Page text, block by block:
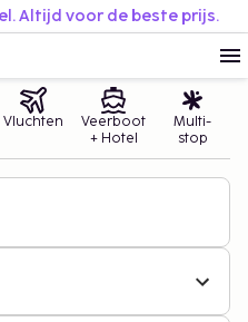
Altijd voor de beste prijs.
Vluchten
Veerboot
+ Hotel
Multi-
stop